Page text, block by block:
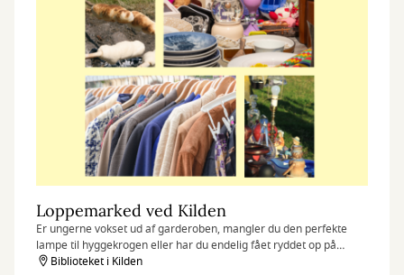
Loppemarked ved Kilden
Er ungerne vokset ud af garderoben, mangler du den perfekte
lampe til hyggekrogen eller har du endelig fået ryddet op på
loftet?Biblioteket i Kilden